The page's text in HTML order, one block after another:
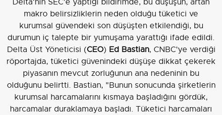
Delta'nın SEC'e yaptığı bildirimde, bu düşüşün, artan
makro belirsizliklerin neden olduğu tüketici ve
kurumsal güvendeki son düşüşten etkilendiği, bu
durumun iç talepte bir yumuşama yarattığı ifade edildi.
Delta Üst Yöneticisi (CEO) Ed Bastian, CNBC'ye verdiği
röportajda, tüketici güvenindeki düşüşe dikkat çekerek
piyasanın mevcut zorluğunun ana nedeninin bu
olduğunu belirtti. Bastian, "Bunun sonucunda şirketlerin
kurumsal harcamalarını kısmaya başladığını gördük,
harcamalar duraklamaya başladı. Tüketici harcamaları